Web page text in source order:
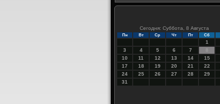
Сегодня: Суббота, 8 Августа
Пн Вт Ср Чт Пт Сб
1
3
4 5 6 7 8
10
11 12 13 14 15
17
18 19 20 21 22
24
25 26 27 28 29
31